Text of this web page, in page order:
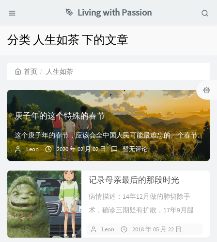
Living with Passion
分类 人生如茶 下的文章
首页 人生如茶
庚子年的这个特殊的春节
这个庚子年的春节，应该会全中国人民可能最难忘的一个春节了。“ 武汉肺炎 ”这几天正达到高峰爆发期，每天以2000例左右的速度增长。美美后天就要去上班了，考...
Leon 2020 年 02 月 02 日 暂无评论
记录母亲最后的那段时光
病情描述：14年12月做的肺切除手
术，确诊三期疑有扩散，17年9月腿
Leon 2018 年 05 月 22 日